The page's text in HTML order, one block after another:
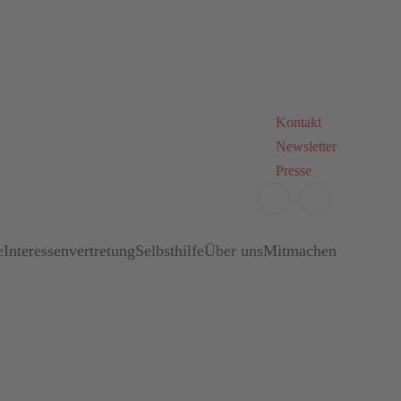
Kontakt
Newsletter
Presse
InteressenvertretungSelbsthilfeÜber unsMitmachen